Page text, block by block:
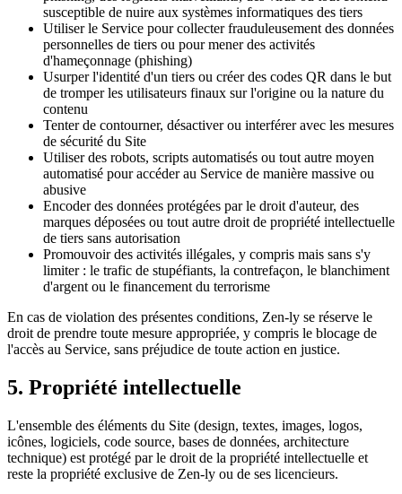
susceptible de nuire aux systèmes informatiques des tiers
Utiliser le Service pour collecter frauduleusement des données
personnelles de tiers ou pour mener des activités
d'hameçonnage (phishing)
Usurper l'identité d'un tiers ou créer des codes QR dans le but
de tromper les utilisateurs finaux sur l'origine ou la nature du
contenu
Tenter de contourner, désactiver ou interférer avec les mesures
de sécurité du Site
Utiliser des robots, scripts automatisés ou tout autre moyen
automatisé pour accéder au Service de manière massive ou
abusive
Encoder des données protégées par le droit d'auteur, des
marques déposées ou tout autre droit de propriété intellectuelle
de tiers sans autorisation
Promouvoir des activités illégales, y compris mais sans s'y
limiter : le trafic de stupéfiants, la contrefaçon, le blanchiment
d'argent ou le financement du terrorisme
En cas de violation des présentes conditions, Zen-ly se réserve le
droit de prendre toute mesure appropriée, y compris le blocage de
l'accès au Service, sans préjudice de toute action en justice.
5. Propriété intellectuelle
L'ensemble des éléments du Site (design, textes, images, logos,
icônes, logiciels, code source, bases de données, architecture
technique) est protégé par le droit de la propriété intellectuelle et
reste la propriété exclusive de Zen-ly ou de ses licencieurs.